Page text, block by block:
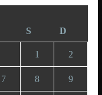
S D
1 2
7 8 9